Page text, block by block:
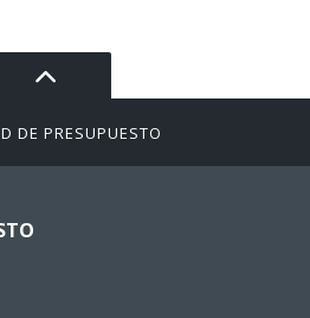
DE PRESUPUESTO